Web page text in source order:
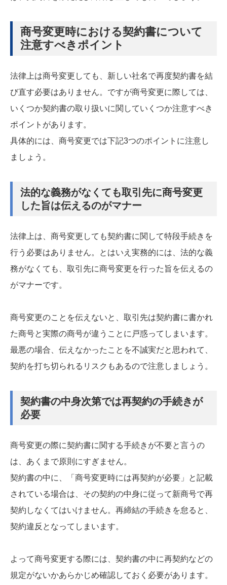
商号変更時における契約書について
注意すべきポイント
法律上は商号変更しても、新しい社名で再度契約書を結
び直す必要はありません。ですが商号変更に際しては、
いくつか契約書の取り扱いに関していくつか注意すべき
ポイントがあります。
具体的には、商号変更では下記3つのポイントに注意し
ましょう。
法的な義務がなくても取引先に商号変更
した旨は伝えるのがマナー
法律上は、商号変更しても契約書に関して特段手続きを
行う必要はありません。とはいえ実務的には、法的な義
務がなくても、取引先に商号変更を行った旨を伝えるの
がマナーです。
商号変更のことを伝えないと、取引先は契約書に書かれ
た商号と実際の商号が違うことに戸惑ってしまいます。
最悪の場合、伝えなかったことを不誠実だと思われて、
契約を打ち切られるリスクもあるので注意しましょう。
契約書の中身次第では再契約の手続きが
必要
商号変更の際に契約書に関する手続きが不要と言うの
は、あくまで原則にすぎません。
契約書の中に、「商号変更時には再契約が必要」と記載
されている場合は、その契約の中身に従って新商号で再
契約しなくてはいけません。再締結の手続きを怠ると、
契約違反となってしまいます。
よって商号変更する際には、契約書の中に再契約などの
規定がないかあらかじめ確認しておく必要があります。